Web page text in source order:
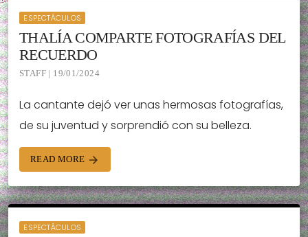
ESPECTÁCULOS
THALÍA COMPARTE FOTOGRAFÍAS DEL
RECUERDO
STAFF | 19/01/2024
La cantante dejó ver unas hermosas fotografías,
de su juventud y sorprendió con su belleza.
READ MORE arrow_forward
ESPECTÁCULOS